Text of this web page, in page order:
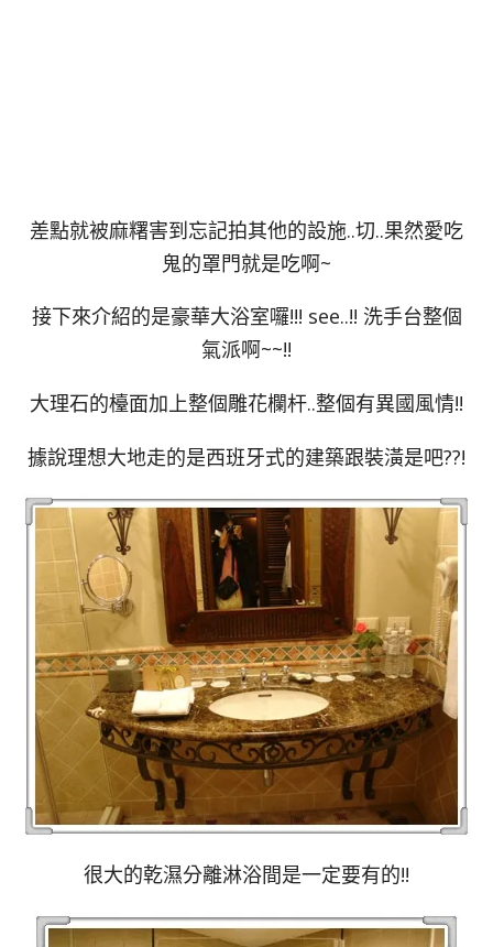
差點就被麻糬害到忘記拍其他的設施..切..果然愛吃
鬼的罩門就是吃啊~
接下來介紹的是豪華大浴室囉!!! see..!! 洗手台整個
氣派啊~~!!
大理石的檯面加上整個雕花欄杆..整個有異國風情!!
據說理想大地走的是西班牙式的建築跟裝潢是吧??!
很大的乾濕分離淋浴間是一定要有的!!